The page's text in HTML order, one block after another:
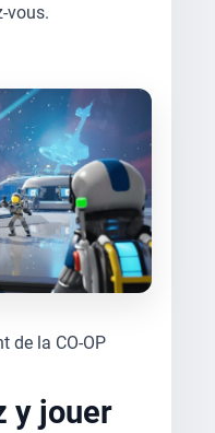
vous.
de la CO-OP
y jouer